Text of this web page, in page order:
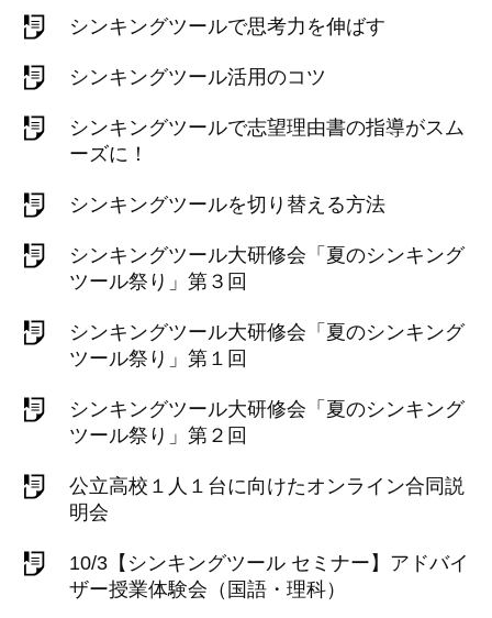
シンキングツールで思考力を伸ばす
シンキングツール活用のコツ
シンキングツールで志望理由書の指導がスム
ーズに！
シンキングツールを切り替える方法
シンキングツール大研修会「夏のシンキング
ツール祭り」第３回
シンキングツール大研修会「夏のシンキング
ツール祭り」第１回
シンキングツール大研修会「夏のシンキング
ツール祭り」第２回
公立高校１人１台に向けたオンライン合同説
明会
10/3【シンキングツール セミナー】アドバイ
ザー授業体験会（国語・理科）